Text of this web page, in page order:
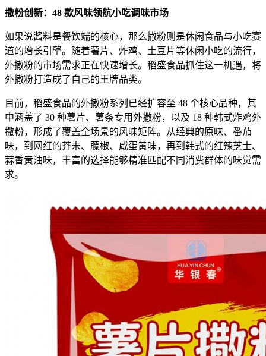
撒粉创新：48 款风味领航小吃调味市场
如果说酱料是餐饮端的核心，那么撒粉则是休闲食品与小吃赛
道的增长引擎。随着薯片、炸鸡、土豆片等休闲小吃的流行，
外撒粉的市场需求正在快速增长。稻盛食品抓住这一机遇，将
外撒粉打造成了自己的王牌品类。
目前，稻盛食品的外撒粉系列已经扩容至 48 个核心品种，其
中涵盖了 30 种薯片、薯条专用外撒粉，以及 18 种韩式炸鸡外
撒粉，形成了覆盖全场景的风味矩阵。从经典的原味、番茄
味，到网红的芥末、藤椒、咸蛋黄味，再到韩式的红辣芝士、
蒜香黄油味，丰富的选择能够精准匹配不同消费群体的味觉需
求。